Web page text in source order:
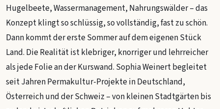
Hugelbeete, Wassermanagement, Nahrungswälder – das
Konzept klingt so schlüssig, so vollständig, fast zu schön.
Dann kommt der erste Sommer auf dem eigenen Stück
Land. Die Realität ist klebriger, knorriger und lehrreicher
als jede Folie an der Kurswand. Sophia Weinert begleitet
seit Jahren Permakultur-Projekte in Deutschland,
Österreich und der Schweiz – von kleinen Stadtgärten bis